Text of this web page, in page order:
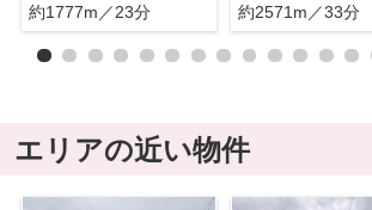
約1777m／23分
約2571m／33分
エリアの近い物件